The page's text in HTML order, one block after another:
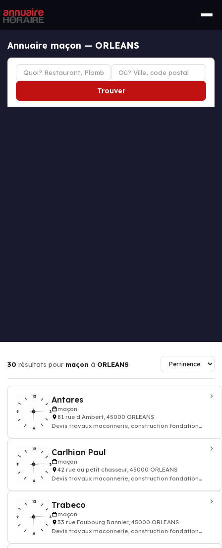
Annuaire maçon — ORLEANS
Trouver
30 résultats pour maçon à ORLEANS
Antares
maçon
81 rue d Ambert, 45000 ORLEANS
Devis travaux maconnerie, construction fondation
Carlhian Paul
maçon
42 rue du petit chasseur, 45000 ORLEANS
Devis travaux maconnerie, construction fondation
Trabeco
maçon
33 rue Faubourg Bannier, 45000 ORLEANS
Devis travaux maconnerie, construction fondation